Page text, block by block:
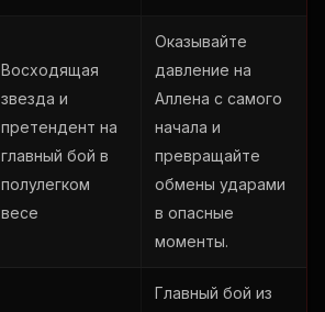
Восходящая
звезда и
претендент на
главный бой в
полулегком
весе
Оказывайте
давление на
Аллена с самого
начала и
превращайте
обмены ударами
в опасные
моменты.
Главный бой из